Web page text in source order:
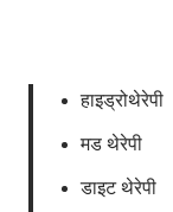
हाइड्रोथेरेपी
मड थेरेपी
डाइट थेरेपी